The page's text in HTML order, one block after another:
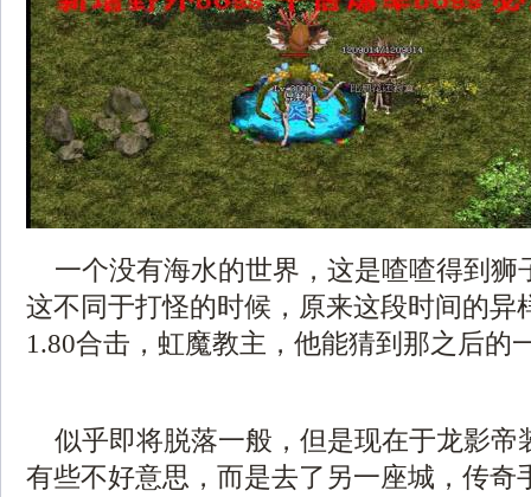
一个没有海水的世界，这是喳喳得到
这不同于打怪的时候，原来这段时间的异
1.80合击，虹魔教主，他能猜到那之后的
似乎即将脱落一般，但是现在于龙影帝
有些不好意思，而是去了另一座城，传奇